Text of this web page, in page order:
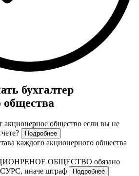
бухгалтер
общества
акционерное общество если вы не
Подробнее
каждого акционерного общества
ОБЩЕСТВО обязано
иначе штраф
Подробнее